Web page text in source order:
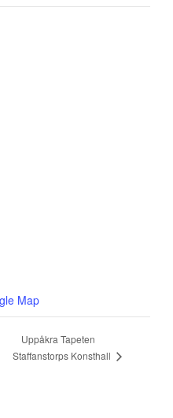
Map
Uppåkra Tapeten
Staffanstorps Konsthall